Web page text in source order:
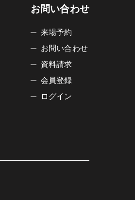
お問い合わせ
来場予約
お問い合わせ
資料請求
会員登録
ログイン